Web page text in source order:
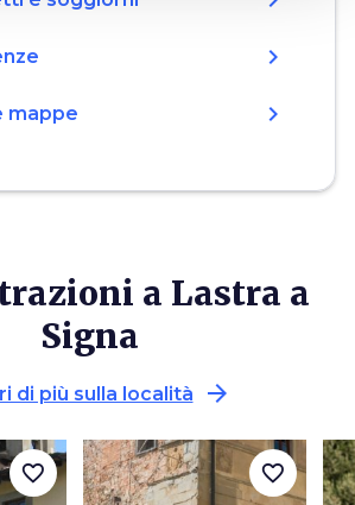
chevron_right
mappe chevron_right
a Lastra a
Signa
di più sulla località arrow_forward
favorite_border favorite_border